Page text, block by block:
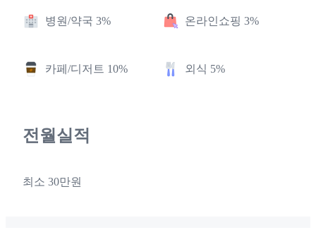
병원/약국 3% 온라인쇼핑 3%
카페/디저트 10% 외식 5%
전월실적
최소 30만원